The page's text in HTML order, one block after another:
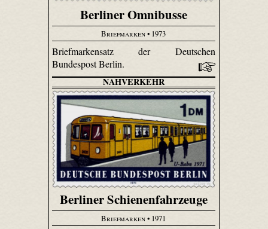
Berliner Omnibusse
Briefmarken• 1973
Briefmarkensatz der Deutschen
Bundespost Berlin.
NAHVERKEHR
Berliner Schienenfahrzeuge
Briefmarken• 1971